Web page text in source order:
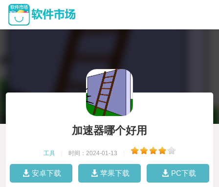
加速器哪个好用
工具 时间：2024-01-13
安卓下载 苹果下载 PC下载